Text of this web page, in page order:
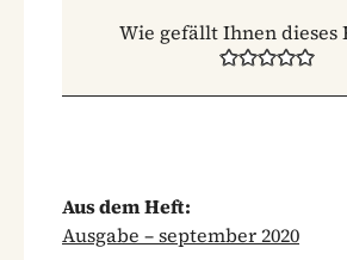
Wie gefällt Ihnen dieses
Aus dem Heft:
Ausgabe – september 2020